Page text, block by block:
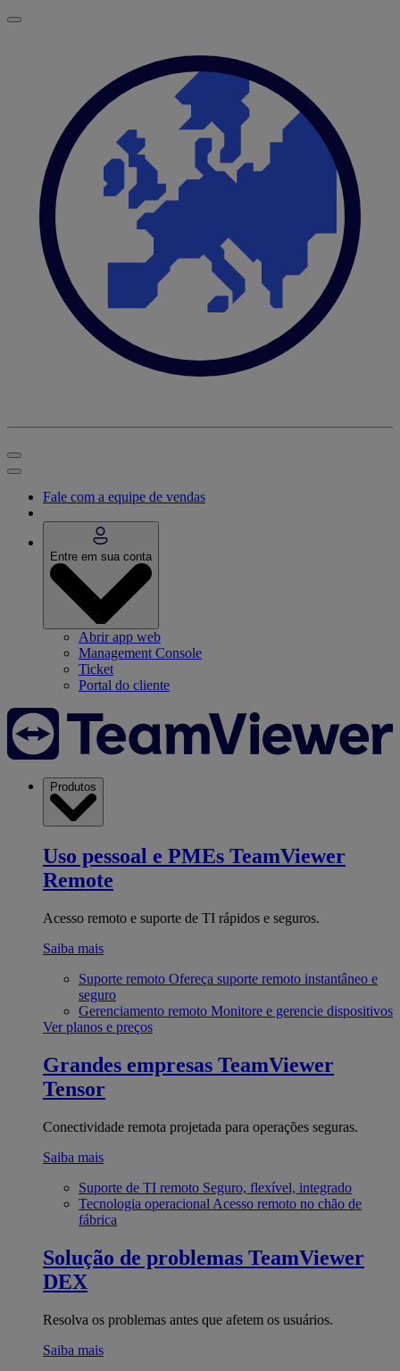
Fale com a equipe de vendas
Entre em sua conta
Abrir app web
Management Console
Ticket
Portal do cliente
Produtos
Uso pessoal e PMEs TeamViewer
Remote
Acesso remoto e suporte de TI rápidos e seguros.
Saiba mais
Suporte remoto Ofereça suporte remoto instantâneo e
seguro
Gerenciamento remoto Monitore e gerencie dispositivos
Ver planos e preços
Grandes empresas TeamViewer
Tensor
Conectividade remota projetada para operações seguras.
Saiba mais
Suporte de TI remoto Seguro, flexível, integrado
Tecnologia operacional Acesso remoto no chão de
fábrica
Solução de problemas TeamViewer
DEX
Resolva os problemas antes que afetem os usuários.
Saiba mais